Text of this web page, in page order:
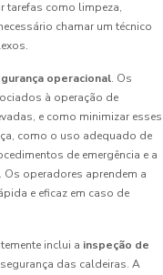
tarefas como limpeza,
chamar um técnico
operacional. Os
à operação de
e como minimizar esses
como o uso adequado de
de emergência e a
operadores aprendem a
e eficaz em caso de
inclui a inspeção de
das caldeiras. A